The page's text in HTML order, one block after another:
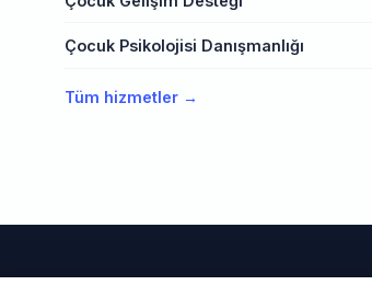
Çocuk Psikolojisi Danışmanlığı
Tüm hizmetler →